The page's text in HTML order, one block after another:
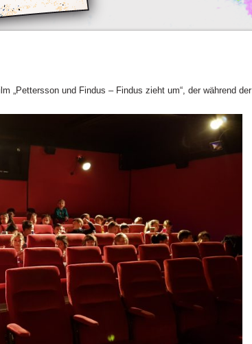
„Pettersson und Findus – Findus zieht um“, der während der